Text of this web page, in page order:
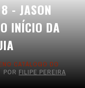
- JASON
INÍCIO DA
CATÁLOGO DO
POR FILIPE PEREIRA